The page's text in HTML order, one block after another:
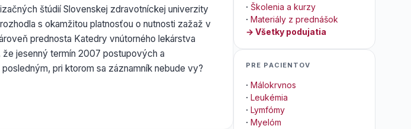
štúdií Slovenskej zdravotníckej univerzity
s okamžitou platnosťou o nutnosti zažaž v
prednosta Katedry vnútorného lekárstva
že jesenný termín 2007 postupových a
pri ktorom sa záznamník nebude vy?
· Školenia a kurzy
· Materiály z prednášok
→ Všetky podujatia
PRE PACIENTOV
· Málokrvnos
· Leukémia
· Lymfómy
· Myelóm